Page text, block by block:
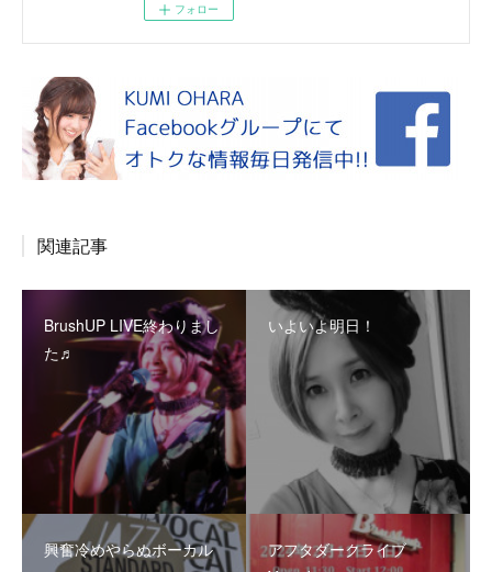
フォロー
関連記事
BrushUP LIVE終わりまし
た♬
いよいよ明日！
興奮冷めやらぬボーカル
アフタダークライブ